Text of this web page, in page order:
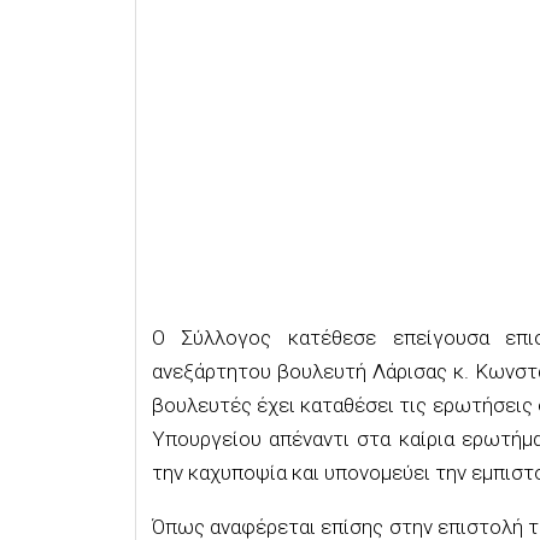
Ο Σύλλογος κατέθεσε επείγουσα
ανεξάρτητου βουλευτή Λάρισας κ.
βουλευτές έχει καταθέσει τις
Υπουργείου απέναντι στα καίρια
την καχυποψία και υπονομεύει την
Όπως αναφέρεται επίσης στην επιστολή